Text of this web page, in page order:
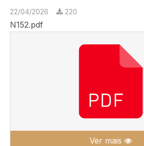
22/04/2026 220
N152.pdf
Ver mais